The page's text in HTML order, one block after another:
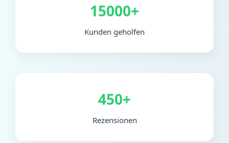
15000+
Kunden geholfen
450+
Rezensionen